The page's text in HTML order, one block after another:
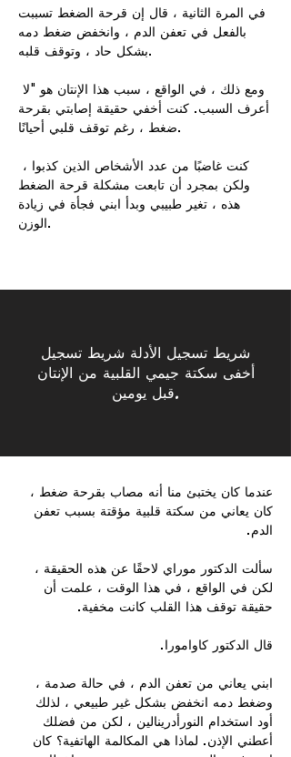
في المرة الثانية ، قال إن قرحة الضغط تسببت
بالفعل في تعفن الدم ، وانخفض ضغط دمه
بشكل حاد ، وتوقف قلبه.
أعرف السبب. كنت أخفي حقيقة إصابتي بقرحة
ضغط ، رغم توقف قلبي أحيانًا.
ولكن بمجرد أن تابعت مشكلة قرحة الضغط
هذه ، تغير طبيبي وبدأ ابني فجأة في زيادة
الوزن.
شريط تسجيل الأدلة شريط تسجيل
أخفى سكتة جيمي القلبية من الإنتان
قبل يومين.
عندما كان يختبئ منا أنه مصاب بقرحة ضغط ،
كان يعاني من سكتة قلبية مؤقتة بسبب تعفن
الدم.
سألت الدكتور موراي لاحقًا عن هذه الحقيقة ،
لكن في الواقع ، في هذا الوقت ، علمت أن
حقيقة توقف هذا القلب كانت مخفية.
قال الدكتور كاوامورا.
ابني يعاني من تعفن الدم ، في حالة صدمة ،
وضغط دمه انخفض بشكل غير طبيعي ، لذلك
أود استخدام النورأدرينالين ، لكن من فضلك
أعطني الإذن. لماذا هي المكالمة الهاتفية؟ كان